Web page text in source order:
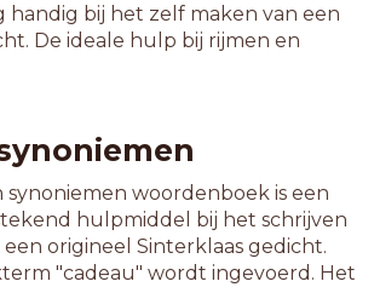
handig bij het zelf maken van een
De ideale hulp bij rijmen en
synoniemen woordenboek is een
hulpmiddel bij het schrijven
een origineel Sinterklaas gedicht.
"cadeau" wordt ingevoerd. Het